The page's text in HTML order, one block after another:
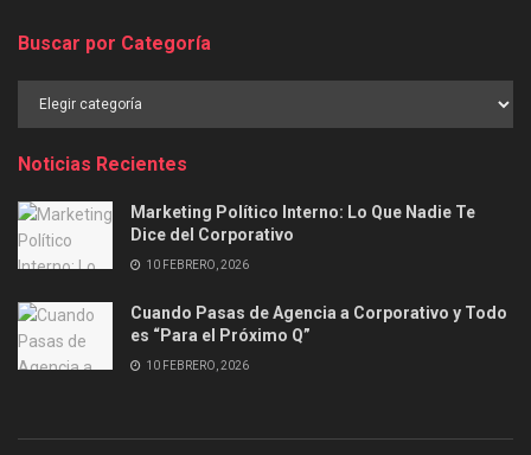
Buscar por Categoría
Noticias Recientes
Marketing Político Interno: Lo Que Nadie Te
Dice del Corporativo
10 FEBRERO, 2026
Cuando Pasas de Agencia a Corporativo y Todo
es “Para el Próximo Q”
10 FEBRERO, 2026